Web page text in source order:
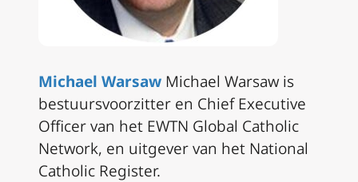
Michael Warsaw Michael Warsaw is
bestuursvoorzitter en Chief Executive
Officer van het EWTN Global Catholic
Network, en uitgever van het National
Catholic Register.